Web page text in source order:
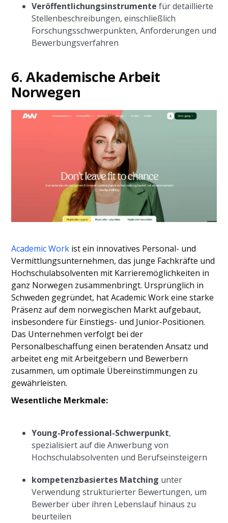
Veröffentlichungsinstrumente für detaillierte
Stellenbeschreibungen, einschließlich
Forschungsschwerpunkten, Anforderungen und
Bewerbungsverfahren
6. Akademische Arbeit
Norwegen
Academic Work ist ein innovatives Personal- und
Vermittlungsunternehmen, das junge Fachkräfte und
Hochschulabsolventen mit Karrieremöglichkeiten in
ganz Norwegen zusammenbringt. Ursprünglich in
Schweden gegründet, hat Academic Work eine starke
Präsenz auf dem norwegischen Markt aufgebaut,
insbesondere für Einstiegs- und Junior-Positionen.
Das Unternehmen verfolgt bei der
Personalbeschaffung einen beratenden Ansatz und
arbeitet eng mit Arbeitgebern und Bewerbern
zusammen, um optimale Übereinstimmungen zu
gewährleisten.
Wesentliche Merkmale:
Young-Professional-Schwerpunkt,
spezialisiert auf die Anwerbung von
Hochschulabsolventen und Berufseinsteigern
kompetenzbasiertes Matching unter
Verwendung strukturierter Bewertungen, um
Bewerber über ihren Lebenslauf hinaus zu
beurteilen